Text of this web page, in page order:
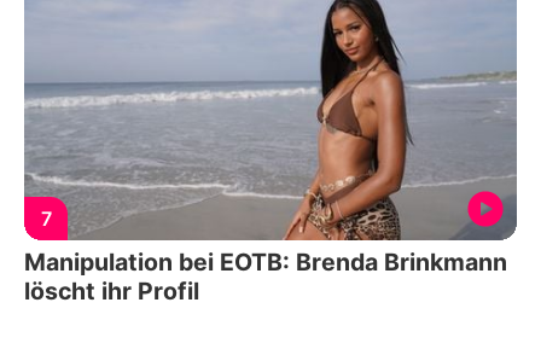
7
Manipulation bei EOTB: Brenda Brinkmann
löscht ihr Profil